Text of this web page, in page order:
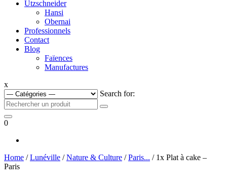
Utzschneider
Hansi
Obernai
Professionnels
Contact
Blog
Faïences
Manufactures
x
Search for:
0
Home /Lunéville /Nature & Culture /Paris... / 1x Plat à cake –
Paris